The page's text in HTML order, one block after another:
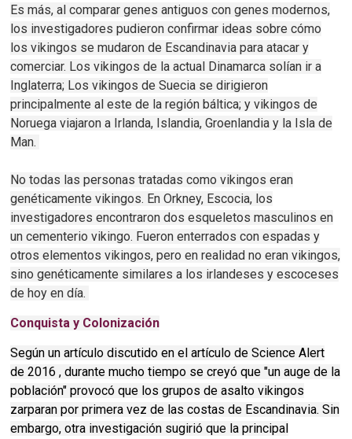
Es más, al comparar genes antiguos con genes modernos,
los investigadores pudieron confirmar ideas sobre cómo
los vikingos se mudaron de Escandinavia para atacar y
comerciar. Los vikingos de la actual Dinamarca solían ir a
Inglaterra; Los vikingos de Suecia se dirigieron
principalmente al este de la región báltica;y vikingos de
Noruega viajaron a Irlanda, Islandia, Groenlandia y la Isla de
Man.
No todas las personas tratadas como vikingos eran
genéticamente vikingos. En Orkney, Escocia, los
investigadores encontraron dos esqueletos masculinos en
un cementerio vikingo. Fueron enterrados con espadas y
otros elementos vikingos, pero en realidad no eran vikingos,
sino genéticamente similares a los irlandeses y escoceses
de hoy en día.
Conquista y Colonización
Según un artículo discutido en el artículo de Science Alert
de 2016 , durante mucho tiempo se creyó que "un auge de la
población" provocó que los grupos de asalto vikingos
zarparan por primera vez de las costas de Escandinavia. Sin
embargo, otra investigación sugirió que la principal